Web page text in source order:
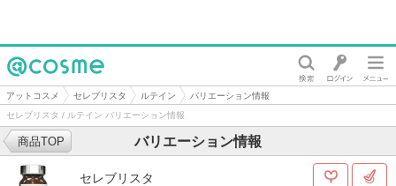
@cosme
アットコスメ セレブリスタ ルテイン
バリエーション情報
セレブリスタ / ルテイン バリエーション情報
バリエーション情報
商品TOP
セレブリスタ